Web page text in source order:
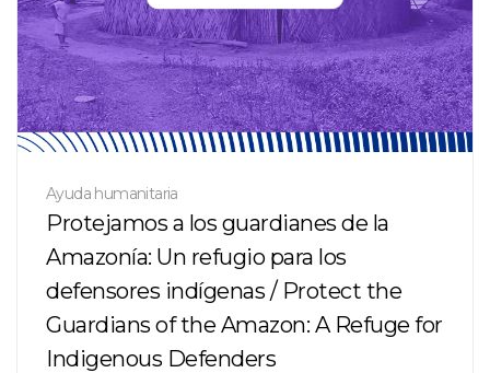
Ayuda humanitaria
Protejamos a los guardianes de la
Amazonía: Un refugio para los
defensores indígenas / Protect the
Guardians of the Amazon: A Refuge for
Indigenous Defenders